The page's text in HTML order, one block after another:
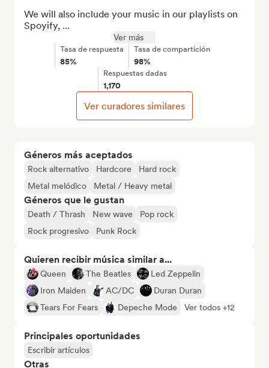
Géneros más aceptados
Rock alternativo Hardcore
Hard rock
Metal melódico
Metal / Heavy metal
Géneros que le gustan
Death / Thrash New wave
Pop rock
Rock progresivo
Punk Rock
Quieren recibir música similar a...
Queen The Beatles
Led Zeppelin
Iron Maiden
AC/DC
Duran Duran
Tears For Fears
Depeche Mode Ver todos +12
Principales oportunidades
Escribir artículos
Otras
We will also include your music in our playlists on
Spoyify, ...
Ver más
Tasa de respuesta
85%
Tasa de compartición
98%
Respuestas dadas
1,170
Ver curadores similares